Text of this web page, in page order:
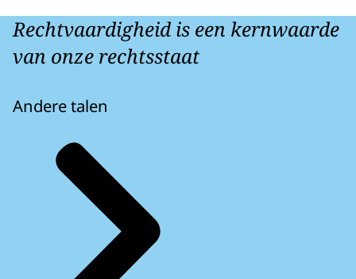
Rechtvaardigheid is een kernwaarde
van onze rechtsstaat
Andere talen